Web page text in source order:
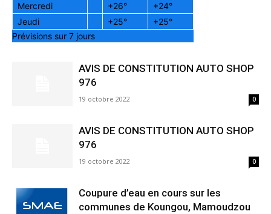
Mercredi
+26° +24°
Jeudi
+25° +25°
Prévisions sur 7 jours
AVIS DE CONSTITUTION AUTO SHOP
976
19 octobre 2022 0
AVIS DE CONSTITUTION AUTO SHOP
976
19 octobre 2022 0
Coupure d’eau en cours sur les
communes de Koungou, Mamoudzou